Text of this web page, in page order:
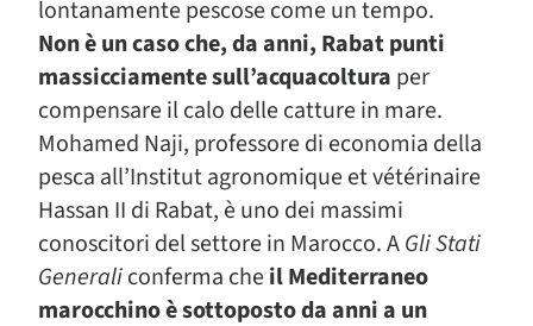
lontanamente pescose come un tempo.
Non è un caso che, da anni, Rabat punti
massicciamente sull’acquacoltura per
compensare il calo delle catture in mare.
Mohamed Naji, professore di economia della
pesca all’Institut agronomique et vétérinaire
Hassan II di Rabat, è uno dei massimi
conoscitori del settore in Marocco. AGli Stati
Generaliconferma cheil Mediterraneo
marocchino è sottoposto da anni a un